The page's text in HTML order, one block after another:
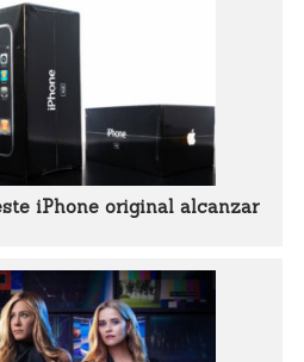
iPhone original alcanzar